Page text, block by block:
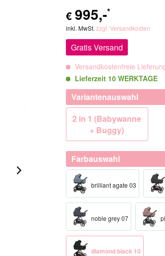
€ 995,-*
inkl. MwSt. zzgl. Versandkosten
Gratis Versand
Versandkostenfreie
Lieferzeit 10 WERKTAGE
Variantenauswahl
2 in 1 (Babywanne
+ Buggy)
Farbauswahl
brilliant agate 03
noble grey 07
diamond black 10